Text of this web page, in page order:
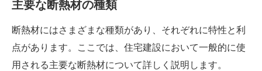
主要な断熱材の種類
断熱材にはさまざまな種類があり、それぞれに特性と利
点があります。ここでは、住宅建設において一般的に使
用される主要な断熱材について詳しく説明します。